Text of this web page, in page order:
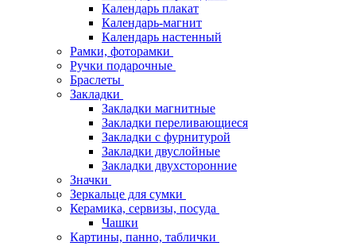
Календарь плакат
Календарь-магнит
Календарь настенный
Рамки, фоторамки
Ручки подарочные
Браслеты
Закладки
Закладки магнитные
Закладки переливающиеся
Закладки с фурнитурой
Закладки двуслойные
Закладки двухсторонние
Значки
Зеркальце для сумки
Керамика, сервизы, посуда
Чашки
Картины, панно, таблички